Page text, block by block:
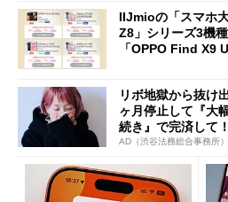
IIJmioの「スマホ
Z8」シリーズ3機
「OPPO Find X9
リボ地獄から抜け
ヶ月停止して『大
続き』で完済して！
AD（渋谷法務総合事務所）